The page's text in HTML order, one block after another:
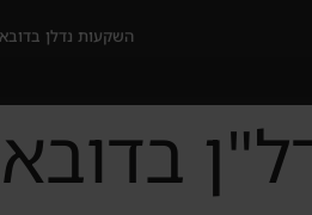
השקעות נדלן